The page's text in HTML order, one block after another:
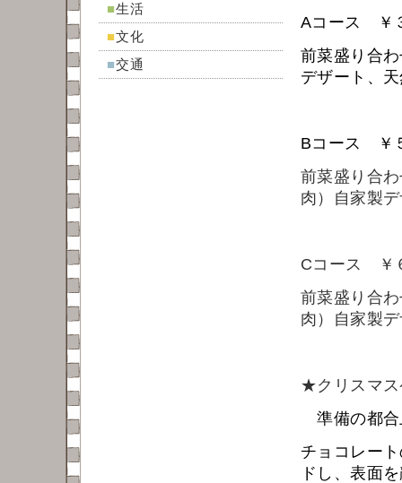
■生活
■文化
■交通
Aコース
前菜盛り合
デザート、
Bコース ￥
前菜盛り合
肉）自家製
Cコース ￥
前菜盛り合
肉）
自家製
★クリスマ
準備の都合
チョコレー
ドし、表面